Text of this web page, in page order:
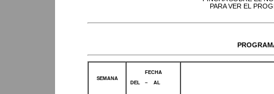
PARA VER EL
SEMANA
FECHA
DEL – AL